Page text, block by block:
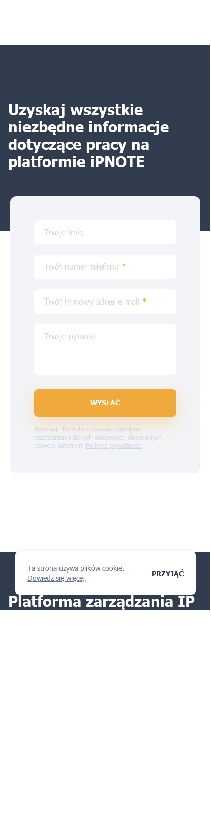
Ta strona używa plików cookie.
Dowiedz się więcej.
PRZYJĄĆ
Uzyskaj wszystkie
niezbędne informacje
dotyczące pracy na
platformie iPNOTE
Twoje imię
Twój numer telefonu *
Twój firmowy adres e-mail *
Twoje pytanie
WYSŁAĆ
Wysyłając formularz wyrażasz zgodę na
przetwarzanie danych osobowych chronionych
prawem autorskim Polityka prywatności.
Platforma zarządzania IP